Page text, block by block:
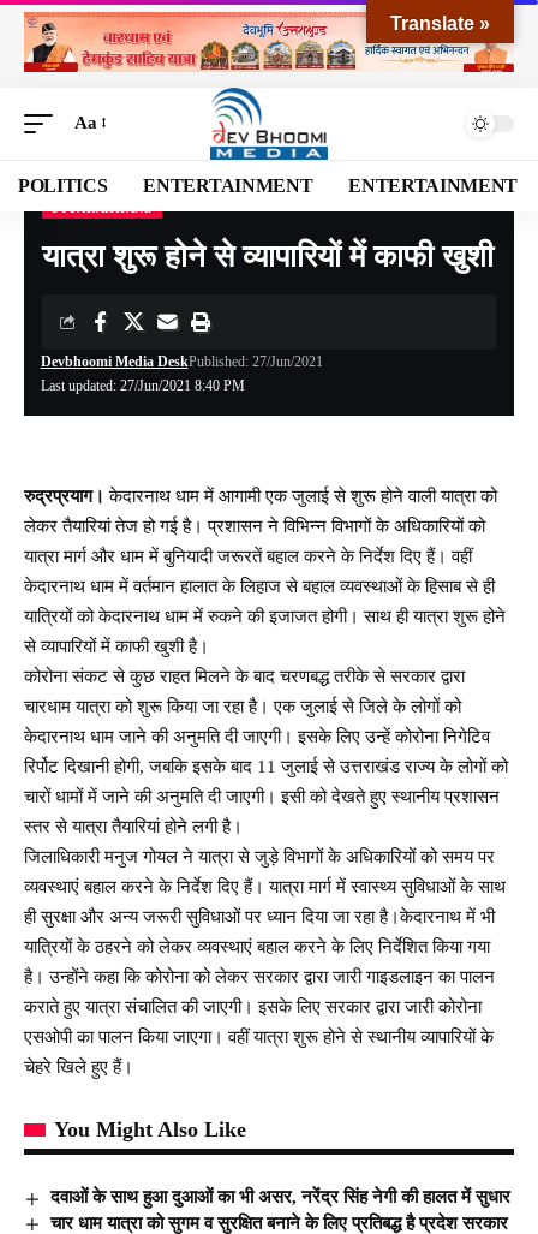
Aa
POLITICS ENTERTAINMENT ENTERTAINMENT
Devbhoomi Media> Blog>NATIONAL>UTTARAKHAND>यात्रा शुरू होने से व्यापारियों में काफी खुशी
यात्रा शुरू होने से व्यापारियों में काफी खुशी
Last updated: 27/Jun/2021 8:40 PM
Devbhoomi Media DeskPublished: 27/Jun/2021
रुद्रप्रयाग। केदारनाथ धाम में आगामी एक जुलाई से शुरू होने वाली यात्रा को
लेकर तैयारियां तेज हो गई है। प्रशासन ने विभिन्न विभागों के अधिकारियों को
यात्रा मार्ग और धाम में बुनियादी जरूरतें बहाल करने के निर्देश दिए हैं। वहीं
केदारनाथ धाम में वर्तमान हालात के लिहाज से बहाल व्यवस्थाओं के हिसाब से ही
यात्रियों को केदारनाथ धाम में रुकने की इजाजत होगी। साथ ही यात्रा शुरू होने
से व्यापारियों में काफी खुशी है।
कोरोना संकट से कुछ राहत मिलने के बाद चरणबद्ध तरीके से सरकार द्वारा
चारधाम यात्रा को शुरू किया जा रहा है। एक जुलाई से जिले के लोगों को
केदारनाथ धाम जाने की अनुमति दी जाएगी। इसके लिए उन्हें कोरोना निगेटिव
रिर्पोट दिखानी होगी, जबकि इसके बाद 11 जुलाई से उत्तराखंड राज्य के लोगों को
चारों धामों में जाने की अनुमति दी जाएगी। इसी को देखते हुए स्थानीय प्रशासन
स्तर से यात्रा तैयारियां होने लगी है।
जिलाधिकारी मनुज गोयल ने यात्रा से जुड़े विभागों के अधिकारियों को समय पर
व्यवस्थाएं बहाल करने के निर्देश दिए हैं। यात्रा मार्ग में स्वास्थ्य सुविधाओं के साथ
ही सुरक्षा और अन्य जरूरी सुविधाओं पर ध्यान दिया जा रहा है।केदारनाथ में भी
यात्रियों के ठहरने को लेकर व्यवस्थाएं बहाल करने के लिए निर्देशित किया गया
है। उन्होंने कहा कि कोरोना को लेकर सरकार द्वारा जारी गाइडलाइन का पालन
कराते हुए यात्रा संचालित की जाएगी। इसके लिए सरकार द्वारा जारी कोरोना
एसओपी का पालन किया जाएगा। वहीं यात्रा शुरू होने से स्थानीय व्यापारियों के
चेहरे खिले हुए हैं।
You Might Also Like
दवाओं के साथ हुआ दुआओं का भी असर, नरेंद्र सिंह नेगी की हालत में सुधार
चार धाम यात्रा को सुगम व सुरक्षित बनाने के लिए प्रतिबद्ध है प्रदेश सरकार
Translate »